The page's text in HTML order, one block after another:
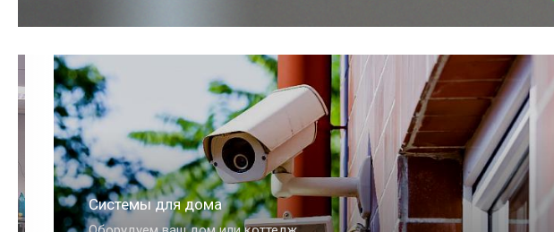
Системы для квартиры